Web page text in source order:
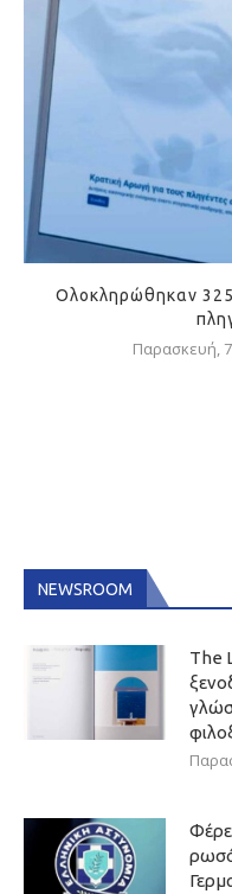
Ολοκληρώθηκαν
Παρασκευή,
NEWSROOM
The